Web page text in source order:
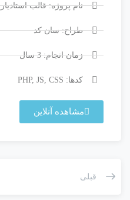
نام پروژه: قالب استادیار
طراح: سان کد
زمان انجام: 3 سال
کدها: PHP, JS, CSS
مشاهده آنلاین
قبلی